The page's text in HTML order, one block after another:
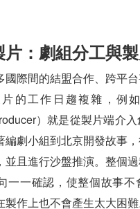
片：劇組分工與
國際間的結盟合作、跨平
的工作日趨複雜，例
）就是從製片端介
編劇小組到北京開發故事
並且進行沙盤推演。整個
一一確認，使整個故事不
作上也不會產生太大困難